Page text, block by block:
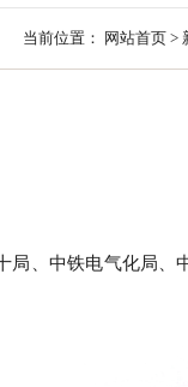
当前位置： 网站首页 >
局、中铁电气化局、